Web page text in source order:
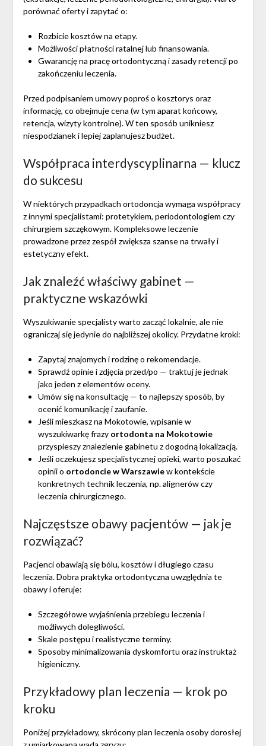
porównać oferty i zapytać o:
Rozbicie kosztów na etapy.
Możliwości płatności ratalnej lub finansowania.
Gwarancję na pracę ortodontyczną i zasady retencji po
zakończeniu leczenia.
Przed podpisaniem umowy poproś o kosztorys oraz
informację, co obejmuje cena (w tym aparat końcowy,
retencja, wizyty kontrolne). W ten sposób unikniesz
niespodzianek i lepiej zaplanujesz budżet.
Współpraca interdyscyplinarna — klucz
do sukcesu
W niektórych przypadkach ortodoncja wymaga współpracy
z innymi specjalistami: protetykiem, periodontologiem czy
chirurgiem szczękowym. Kompleksowe leczenie
prowadzone przez zespół zwiększa szanse na trwały i
estetyczny efekt.
Jak znaleźć właściwy gabinet —
praktyczne wskazówki
Wyszukiwanie specjalisty warto zacząć lokalnie, ale nie
ograniczaj się jedynie do najbliższej okolicy. Przydatne kroki:
Zapytaj znajomych i rodzinę o rekomendacje.
Sprawdź opinie i zdjęcia przed/po — traktuj je jednak
jako jeden z elementów oceny.
Umów się na konsultację — to najlepszy sposób, by
ocenić komunikację i zaufanie.
Jeśli mieszkasz na Mokotowie, wpisanie w
wyszukiwarkę frazy ortodonta na Mokotowie
przyspieszy znalezienie gabinetu z dogodną lokalizacją.
Jeśli oczekujesz specjalistycznej opieki, warto poszukać
opinii o ortodoncie w Warszawiew kontekście
konkretnych technik leczenia, np. alignerów czy
leczenia chirurgicznego.
Najczęstsze obawy pacjentów — jak je
rozwiązać?
Pacjenci obawiają się bólu, kosztów i długiego czasu
leczenia. Dobra praktyka ortodontyczna uwzględnia te
obawy i oferuje:
Szczegółowe wyjaśnienia przebiegu leczenia i
możliwych dolegliwości.
Skale postępu i realistyczne terminy.
Sposoby minimalizowania dyskomfortu oraz instruktaż
higieniczny.
Przykładowy plan leczenia — krok po
kroku
Poniżej przykładowy, skrócony plan leczenia osoby dorosłej